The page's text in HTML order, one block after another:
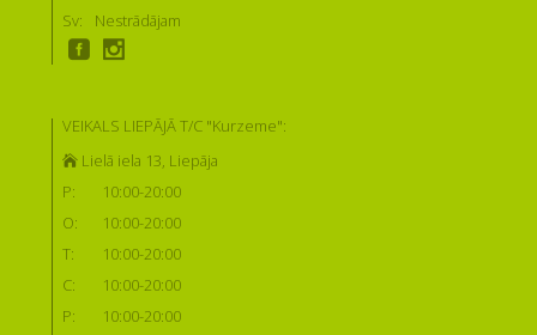
Sv:
Nestrādājam
VEIKALS LIEPĀJĀ T/C "Kurzeme":
Lielā iela 13, Liepāja
P:
10:00-20:00
O:
10:00-20:00
T:
10:00-20:00
C:
10:00-20:00
P:
10:00-20:00